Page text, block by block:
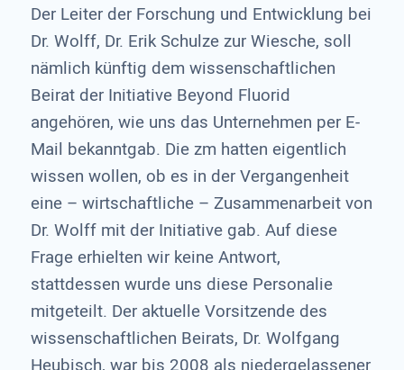
Der Leiter der Forschung und Entwicklung bei
Dr. Wolff, Dr. Erik Schulze zur Wiesche, soll
nämlich künftig dem wissenschaftlichen
Beirat der Initiative Beyond Fluorid
angehören, wie uns das Unternehmen per E-
Mail bekanntgab. Die zm hatten eigentlich
wissen wollen, ob es in der Vergangenheit
eine – wirtschaftliche – Zusammenarbeit von
Dr. Wolff mit der Initiative gab. Auf diese
Frage erhielten wir keine Antwort,
stattdessen wurde uns diese Personalie
mitgeteilt. Der aktuelle Vorsitzende des
wissenschaftlichen Beirats, Dr. Wolfgang